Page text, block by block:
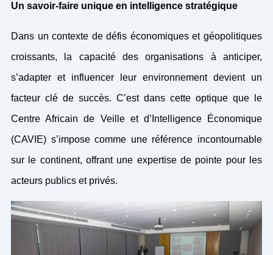
Un savoir-faire unique en intelligence stratégique
Dans un contexte de défis économiques et géopolitiques
croissants, la capacité des organisations à anticiper,
s’adapter et influencer leur environnement devient un
facteur clé de succès. C’est dans cette optique que le
Centre Africain de Veille et d’Intelligence Économique
(CAVIE) s’impose comme une référence incontournable
sur le continent, offrant une expertise de pointe pour les
acteurs publics et privés.